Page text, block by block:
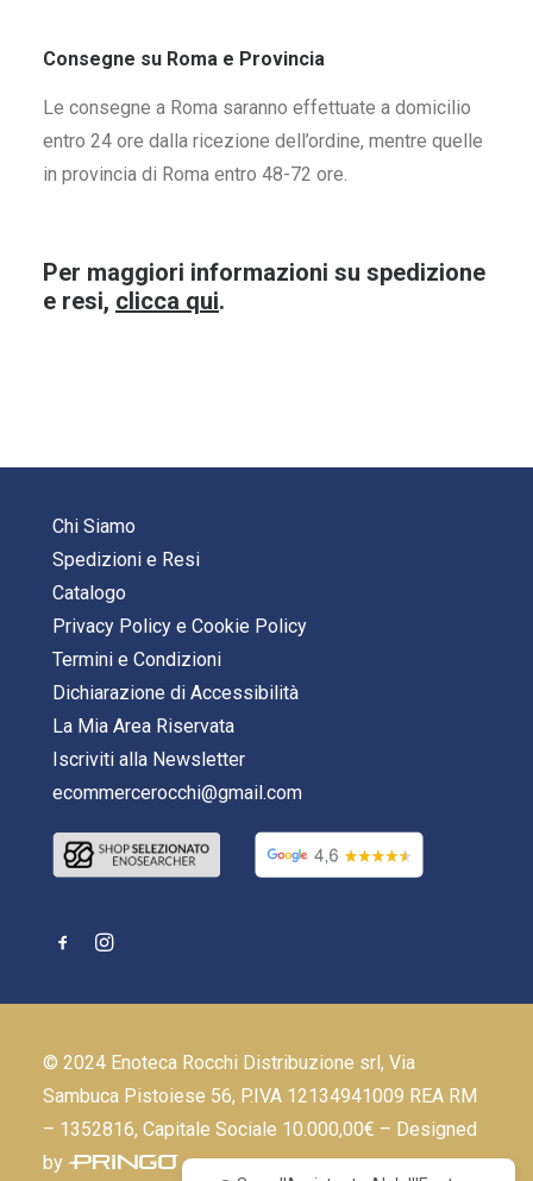
Consegne su Roma e Provincia
Le consegne a Roma saranno effettuate a domicilio
entro 24 ore dalla ricezione dell’ordine, mentre quelle
in provincia di Roma entro 48-72 ore.
Per maggiori informazioni su spedizione
e resi, clicca qui.
Chi Siamo
Spedizioni e Resi
Catalogo
Privacy Policy e Cookie Policy
Termini e Condizioni
Dichiarazione di Accessibilità
La Mia Area Riservata
Iscriviti alla Newsletter
ecommercerocchi@gmail.com
© 2024 Enoteca Rocchi Distribuzione srl, Via
Sambuca Pistoiese 56, P.IVA 12134941009 REA RM
– 1352816, Capitale Sociale 10.000,00€ – Designed
by